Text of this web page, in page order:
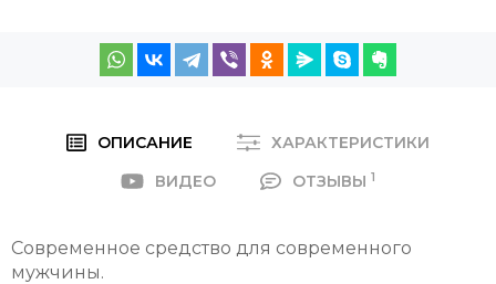
ОПИСАНИЕ
ХАРАКТЕРИСТИКИ
ВИДЕО
ОТЗЫВЫ 1
Современное средство для современного
мужчины.